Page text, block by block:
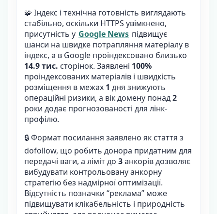
🧩 Індекс і технічна готовність виглядають
стабільно, оскільки HTTPS увімкнено,
присутність у Google News підвищує
шанси на швидке потрапляння матеріалу в
індекс, а в Google проіндексовано близько
14.9 тис. сторінок. Заявлені 100%
проіндексованих матеріалів і швидкість
розміщення в межах 1 дня знижують
операційні ризики, а вік домену понад2
роки додає прогнозованості для лінк-
профілю.
🔒 Формат посилання заявлено як стаття з
dofollow, що робить донора придатним для
передачі ваги, а ліміт до 3анкорів дозволяє
вибудувати контрольовану анкорну
стратегію без надмірної оптимізації.
Відсутність позначки “реклама” може
підвищувати клікабельність і природність